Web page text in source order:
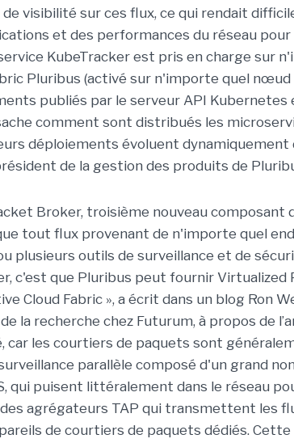
visibilité sur ces flux, ce qui rendait
et des performances du réseau
KubeTracker est pris en charge sur
Pluribus (activé sur n'importe quel nœud
publiés par le serveur API
comment sont distribués les
déploiements évoluent dynamiquement
de la gestion des produits de
Broker, troisième nouveau composant
tout flux provenant de n'importe quel
plusieurs outils de surveillance et de
c'est que Pluribus peut fournir
Cloud Fabric », a écrit dans un blog Ron
la recherche chez Futurum, à propos de
car les courtiers de paquets sont
parallèle composé d'un grand
qui puisent littéralement dans le réseau
agrégateurs TAP qui transmettent les
de courtiers de paquets dédiés.